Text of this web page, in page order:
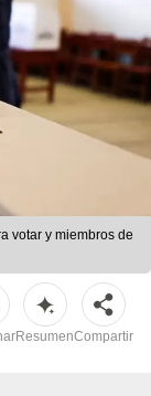
votar y miembros de
ResumenCompartir